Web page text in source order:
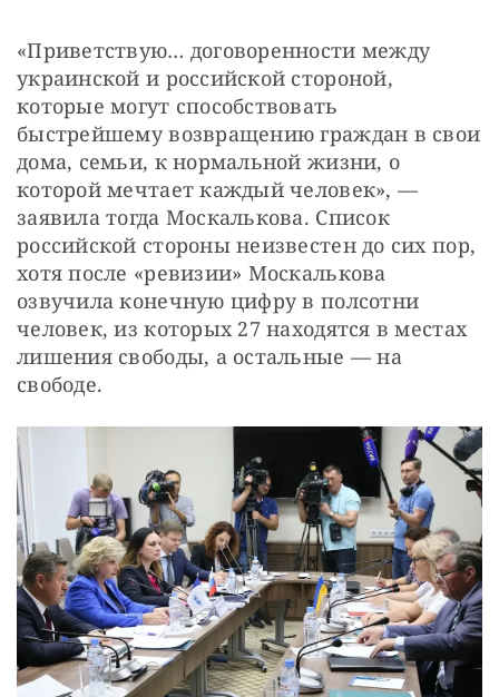
«Приветствую… договоренности между
украинской и российской стороной,
которые могут способствовать
быстрейшему возвращению граждан в свои
дома, семьи, к нормальной жизни, о
которой мечтает каждый человек», —
заявила тогда Москалькова. Список
российской стороны неизвестен до сих пор,
хотя после «ревизии» Москалькова
озвучила конечную цифру в полсотни
человек, из которых 27 находятся в местах
лишения свободы, а остальные — на
свободе.